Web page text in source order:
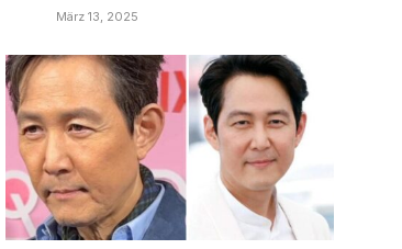
März 13, 2025